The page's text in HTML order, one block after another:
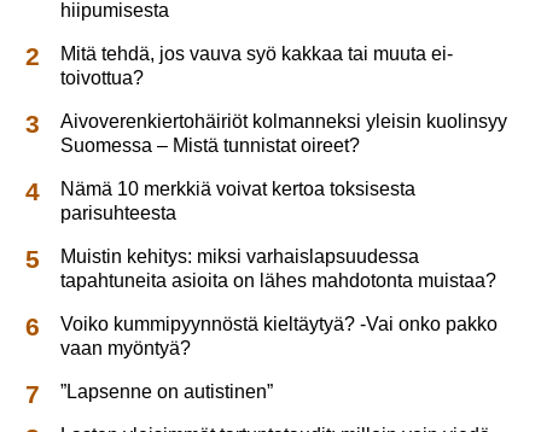
hiipumisesta
Mitä tehdä, jos vauva syö kakkaa tai muuta ei-
toivottua?
Aivoverenkiertohäiriöt kolmanneksi yleisin kuolinsyy
Suomessa – Mistä tunnistat oireet?
Nämä 10 merkkiä voivat kertoa toksisesta
parisuhteesta
Muistin kehitys: miksi varhaislapsuudessa
tapahtuneita asioita on lähes mahdotonta muistaa?
Voiko kummipyynnöstä kieltäytyä? -Vai onko pakko
vaan myöntyä?
”Lapsenne on autistinen”